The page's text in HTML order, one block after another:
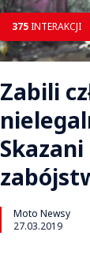
375 INTERAKCJI
Zabili
Moto Newsy
27.03.2019